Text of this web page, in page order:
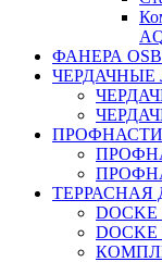
ФАНЕРА OSB
ТЕРРАСНАЯ
DOCKE